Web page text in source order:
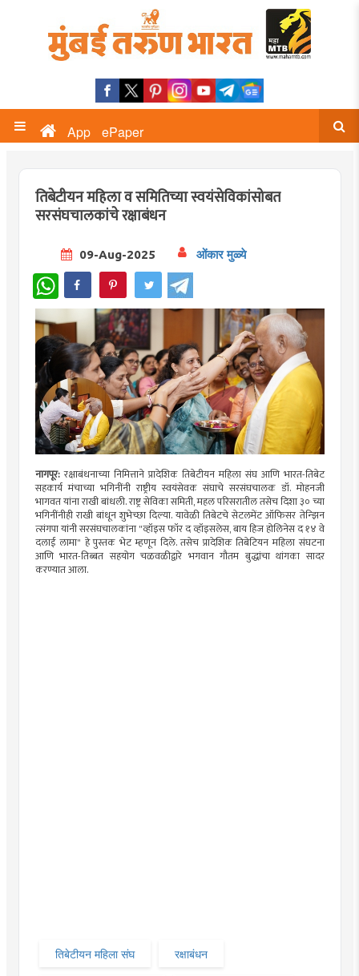
App ePaper
तिबेटीयन महिला व समितिच्या स्वयंसेविकांसोबत
सरसंघचालकांचे रक्षाबंधन
09-Aug-2025 ओंकार मुळ्ये
WhatsApp
नागपूर:रक्षाबंधनाच्या निमित्ताने प्रादेशिक तिबेटीयन महिला संघ आणि भारत-तिबेट
सहकार्य मंचाच्या भगिनींनी राष्ट्रीय स्वयंसेवक संघाचे सरसंघचालक डॉ. मोहनजी
भागवत यांना राखी बांधली. राष्ट्र सेविका समिती, महल परिसरातील तसेच दिशा ३० च्या
भगिनींनीही राखी बांधून शुभेच्छा दिल्या. यावेळी तिबेटचे सेटलमेंट ऑफिसर तेन्झिन
त्संगपा यांनी सरसंघचालकांना "व्हॉइस फॉर द व्हॉइसलेस, बाय हिज होलिनेस द १४ वे
दलाई लामा" हे पुस्तक भेट म्हणून दिले. तसेच प्रादेशिक तिबेटियन महिला संघटना
आणि भारत-तिब्बत सहयोग चळवळीद्वारे भगवान गौतम बुद्धांचा थांगका सादर
करण्यात आला.
तिबेटीयन महिला संघ रक्षाबंधन